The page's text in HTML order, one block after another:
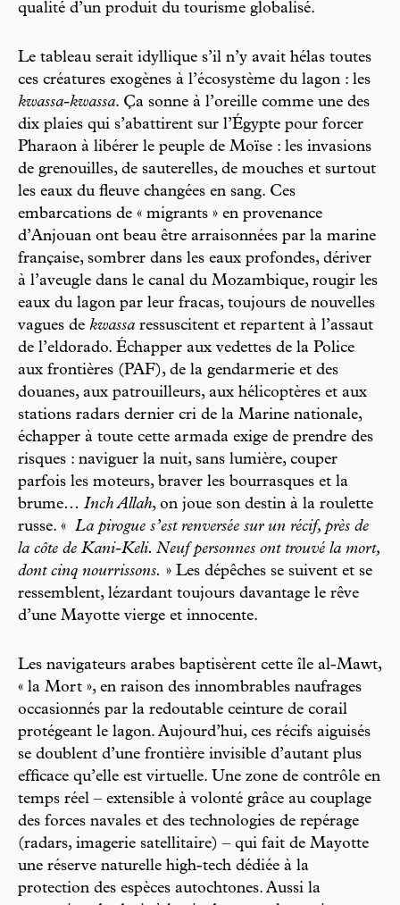
qualité d’un produit du tourisme globalisé.
Le tableau serait idyllique s’il n’y avait hélas toutes
ces créatures exogènes à l’écosystème du lagon : les
kwassa-kwassa. Ça sonne à l’oreille comme une des
dix plaies qui s’abattirent sur l’Égypte pour forcer
Pharaon à libérer le peuple de Moïse : les invasions
de grenouilles, de sauterelles, de mouches et surtout
les eaux du fleuve changées en sang. Ces
embarcations de « migrants » en provenance
d’Anjouan ont beau être arraisonnées par la marine
française, sombrer dans les eaux profondes, dériver
à l’aveugle dans le canal du Mozambique, rougir les
eaux du lagon par leur fracas, toujours de nouvelles
vagues de kwassa ressuscitent et repartent à l’assaut
de l’eldorado. Échapper aux vedettes de la Police
aux frontières (PAF), de la gendarmerie et des
douanes, aux patrouilleurs, aux hélicoptères et aux
stations radars dernier cri de la Marine nationale,
échapper à toute cette armada exige de prendre des
risques : naviguer la nuit, sans lumière, couper
parfois les moteurs, braver les bourrasques et la
brume… Inch Allah, on joue son destin à la roulette
russe. « La pirogue s’est renversée sur un récif, près de
la côte de Kani-Keli. Neuf personnes ont trouvé la mort,
dont cinq nourrissons. » Les dépêches se suivent et se
ressemblent, lézardant toujours davantage le rêve
d’une Mayotte vierge et innocente.
Les navigateurs arabes baptisèrent cette île al-Mawt,
« la Mort », en raison des innombrables naufrages
occasionnés par la redoutable ceinture de corail
protégeant le lagon. Aujourd’hui, ces récifs aiguisés
se doublent d’une frontière invisible d’autant plus
efficace qu’elle est virtuelle. Une zone de contrôle en
temps réel – extensible à volonté grâce au couplage
des forces navales et des technologies de repérage
(radars, imagerie satellitaire) – qui fait de Mayotte
une réserve naturelle high-tech dédiée à la
protection des espèces autochtones. Aussi la